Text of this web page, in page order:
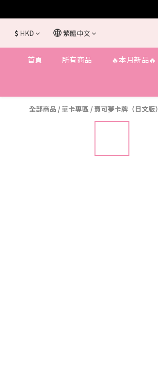
$ HKD 繁體中文
首頁 所有商品 🔥本月新品🔥
全部商品 /單卡專區 / 寶可夢卡牌（日文版）